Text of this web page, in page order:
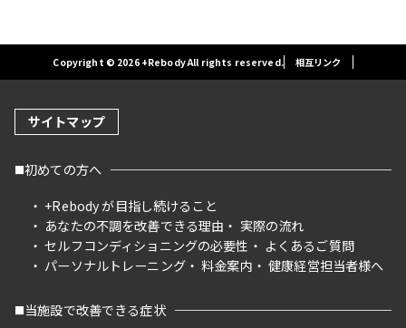
Copyright © 2026 +Rebody All rights reserved. 相互リンク
サイトマップ
初めての方へ
+Rebody が目指し続けること
あなたの不調を改善できる理由
実際の流れ
セルフコンディショニングの必要性
よくあるご質問
パーソナルトレーニング
料金案内 健康経営担当者様へ
当施設で改善できる症状